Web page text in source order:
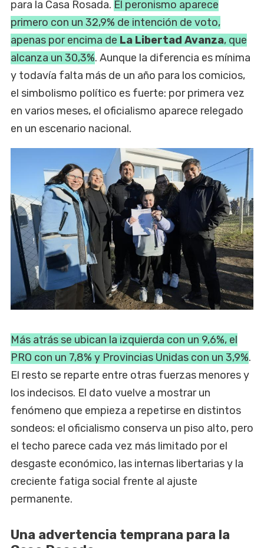
para la Casa Rosada. El peronismo aparece
primero con un 32,9% de intención de voto,
apenas por encima de La Libertad Avanza, que
alcanza un 30,3%. Aunque la diferencia es mínima
y todavía falta más de un año para los comicios,
el simbolismo político es fuerte: por primera vez
en varios meses, el oficialismo aparece relegado
en un escenario nacional.
Más atrás se ubican la izquierda con un 9,6%, el
PRO con un 7,8% y Provincias Unidas con un 3,9%.
El resto se reparte entre otras fuerzas menores y
los indecisos. El dato vuelve a mostrar un
fenómeno que empieza a repetirse en distintos
sondeos: el oficialismo conserva un piso alto, pero
el techo parece cada vez más limitado por el
desgaste económico, las internas libertarias y la
creciente fatiga social frente al ajuste
permanente.
Una advertencia temprana para la